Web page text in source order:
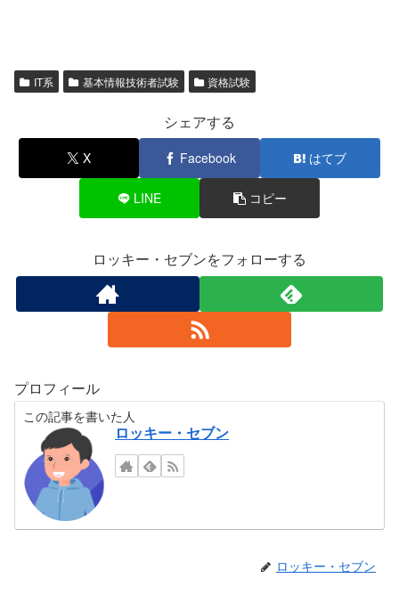
IT系 基本情報技術者試験 資格試験
シェアする
X Facebook はてブ
LINE コピー
ロッキー・セブンをフォローする
プロフィール
この記事を書いた人
ロッキー・セブン
ロッキー・セブン